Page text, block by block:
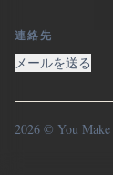
連絡先
メールを送る
2026 © You Make